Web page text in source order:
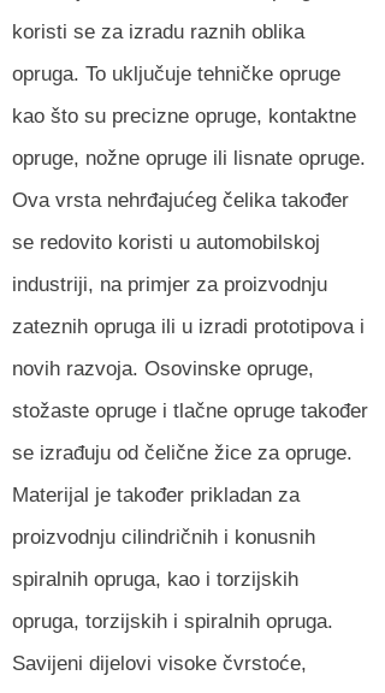
koristi se za izradu raznih oblika
opruga. To uključuje tehničke opruge
kao što su precizne opruge, kontaktne
opruge, nožne opruge ili lisnate opruge.
Ova vrsta nehrđajućeg čelika također
se redovito koristi u automobilskoj
industriji, na primjer za proizvodnju
zateznih opruga ili u izradi prototipova i
novih razvoja. Osovinske opruge,
stožaste opruge i tlačne opruge također
se izrađuju od čelične žice za opruge.
Materijal je također prikladan za
proizvodnju cilindričnih i konusnih
spiralnih opruga, kao i torzijskih
opruga, torzijskih i spiralnih opruga.
Savijeni dijelovi visoke čvrstoće,